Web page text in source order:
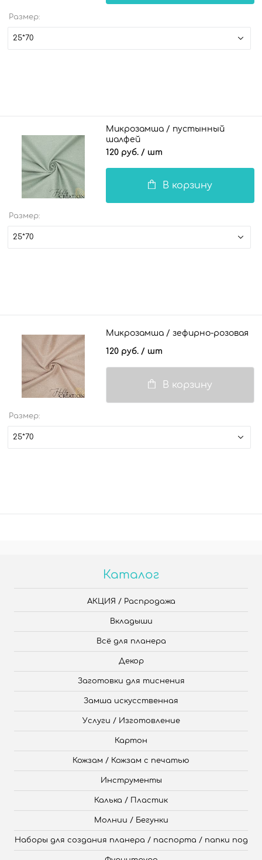
Размер:
25*70
Микрозамша / пустынный
шалфей
120 руб. / шт
В корзину
Размер:
25*70
Микрозамша / зефирно-розовая
120 руб. / шт
В корзину
Размер:
25*70
Каталог
АКЦИЯ / Распродажа
Вкладыши
Всё для планера
Декор
Заготовки для тиснения
Замша искусственная
Услуги / Изготовление
Картон
Кожзам / Кожзам с печатью
Инструменты
Калька / Пластик
Молнии / Бегунки
Наборы для создания планера / паспорта / папки под